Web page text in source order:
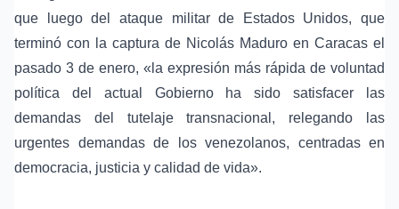
que luego del ataque militar de Estados Unidos, que
terminó con la captura de Nicolás Maduro en Caracas el
pasado 3 de enero, «la expresión más rápida de voluntad
política del actual Gobierno ha sido satisfacer las
demandas del tutelaje transnacional, relegando las
urgentes demandas de los venezolanos, centradas en
democracia, justicia y calidad de vida».